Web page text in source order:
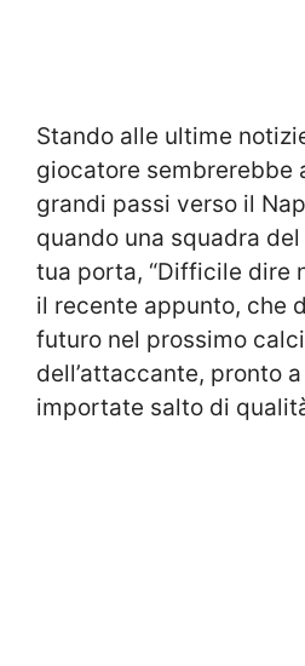
Stando alle ultime
giocatore sembrerebbe
grandi passi verso il
quando una squadra
tua porta, “Difficile dire
il recente appunto, che
futuro nel prossimo
dell’attaccante, pronto
importate salto di